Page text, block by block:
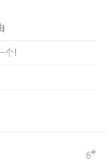
个!
6#